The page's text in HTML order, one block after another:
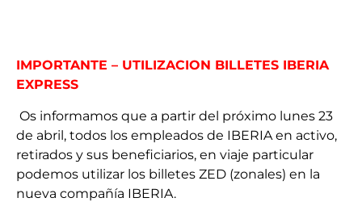
IMPORTANTE – UTILIZACION BILLETES IBERIA
EXPRESS
Os informamos que a partir del próximo lunes 23
de abril, todos los empleados de IBERIA en activo,
retirados y sus beneficiarios, en viaje particular
podemos utilizar los billetes ZED (zonales) en la
nueva compañía IBERIA.